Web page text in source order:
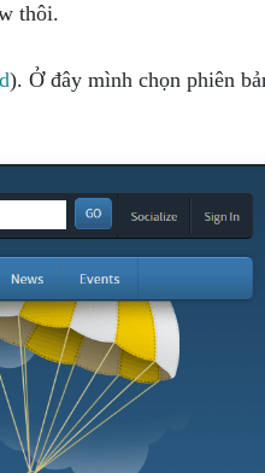
thôi.
). Ở đây mình chọn phiên